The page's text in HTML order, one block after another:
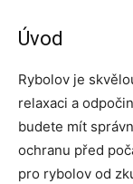
Úvod
Rybolov je
relaxaci a
budete mít
ochranu před
pro rybolov od